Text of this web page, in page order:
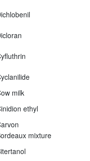
milk
ethyl
mixture